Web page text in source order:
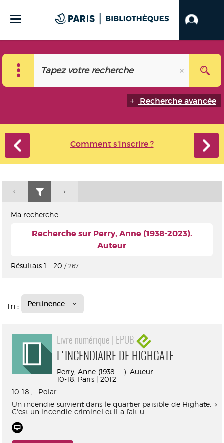
Recherche avancée
Comment s'inscrire ?
Ma recherche :
Recherche sur Perry, Anne (1938-2023).
Auteur
Résultats1 - 20 / 267
Tri : Pertinence
Livre numérique | EPUB
L'INCENDIAIRE DE HIGHGATE
Perry, Anne (1938-....). Auteur
10-18. Paris | 2012
10-18 ; . Polar
Un incendie survient dans le quartier paisible de Highate.
C'est un incendie criminel et il a fait u...